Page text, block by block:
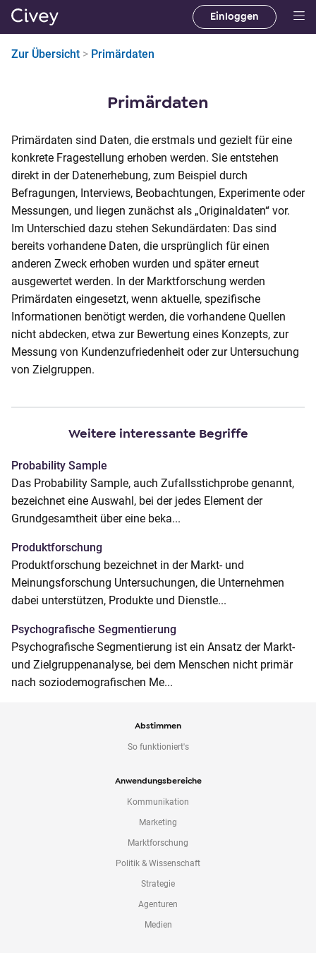
u
n
Einloggen
Zur Übersicht > Primärdaten
Primärdaten
Primärdaten sind Daten, die erstmals und gezielt für eine
konkrete Fragestellung erhoben werden. Sie entstehen
direkt in der Datenerhebung, zum Beispiel durch
Befragungen, Interviews, Beobachtungen, Experimente oder
Messungen, und liegen zunächst als „Originaldaten“ vor.
Im Unterschied dazu stehen Sekundärdaten: Das sind
bereits vorhandene Daten, die ursprünglich für einen
anderen Zweck erhoben wurden und später erneut
ausgewertet werden. In der Marktforschung werden
Primärdaten eingesetzt, wenn aktuelle, spezifische
Informationen benötigt werden, die vorhandene Quellen
nicht abdecken, etwa zur Bewertung eines Konzepts, zur
Messung von Kundenzufriedenheit oder zur Untersuchung
von Zielgruppen.
Weitere interessante Begriffe
Probability Sample
Das Probability Sample, auch Zufallsstichprobe genannt,
bezeichnet eine Auswahl, bei der jedes Element der
Grundgesamtheit über eine beka...
Produktforschung
Produktforschung bezeichnet in der Markt- und
Meinungsforschung Untersuchungen, die Unternehmen
dabei unterstützen, Produkte und Dienstle...
Psychografische Segmentierung
Psychografische Segmentierung ist ein Ansatz der Markt-
und Zielgruppenanalyse, bei dem Menschen nicht primär
nach soziodemografischen Me...
Abstimmen
So funktioniert's
Anwendungsbereiche
Kommunikation
Marketing
Marktforschung
Politik & Wissenschaft
Strategie
Agenturen
Medien